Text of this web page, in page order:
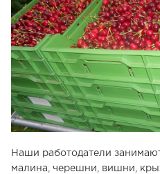
Наши работодатели
малина, черешни, вишни,